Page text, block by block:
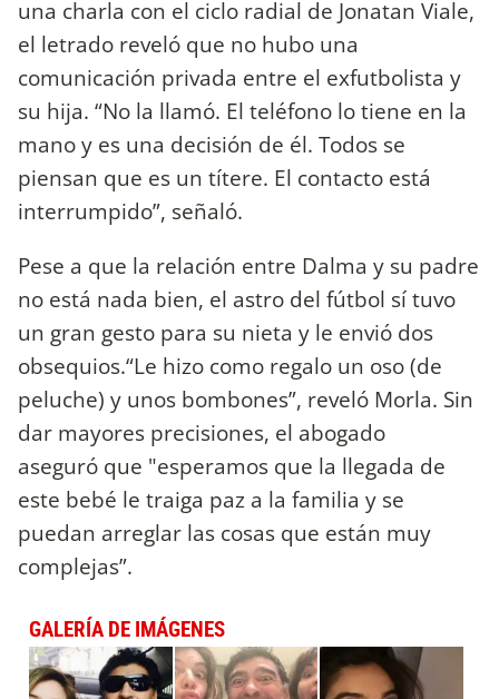
una charla con el ciclo radial de Jonatan Viale,
el letrado reveló que no hubo una
comunicación privada entre el exfutbolista y
su hija. “No la llamó. El teléfono lo tiene en la
mano y es una decisión de él. Todos se
piensan que es un títere. El contacto está
interrumpido”, señaló.
Pese a que la relación entre Dalma y su padre
no está nada bien, el astro del fútbol sí tuvo
un gran gesto para su nieta y le envió dos
obsequios.“Le hizo como regalo un oso (de
peluche) y unos bombones”, reveló Morla. Sin
dar mayores precisiones, el abogado
aseguró que "esperamos que la llegada de
este bebé le traiga paz a la familia y se
puedan arreglar las cosas que están muy
complejas”.
GALERÍA DE IMÁGENES